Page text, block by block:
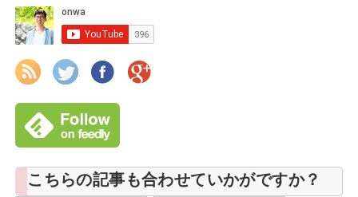
こちらの記事も合わせていかがですか？